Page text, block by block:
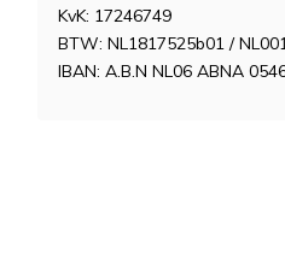
KvK: 17246749
BTW: NL1817525b01 /
IBAN: A.B.N NL06 ABNA